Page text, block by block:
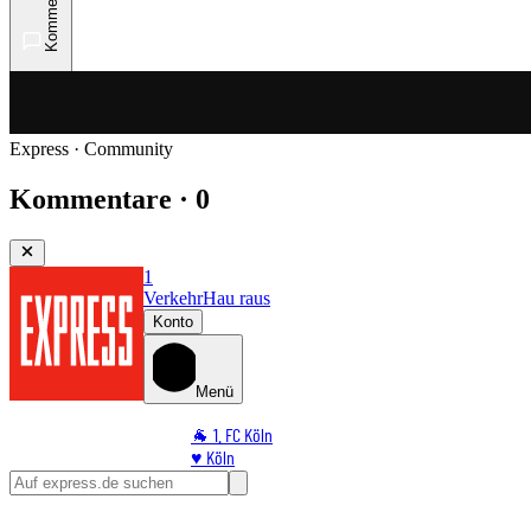
Express · Community
Kommentare · 0
1
VerkehrHau raus
Konto
Menü
🐐 1. FC Köln
♥️ Köln
⭐ Promi